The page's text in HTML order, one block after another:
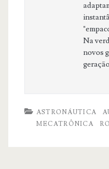
Na
novos
ASTRONÁUTICA
MECATRÔNICA